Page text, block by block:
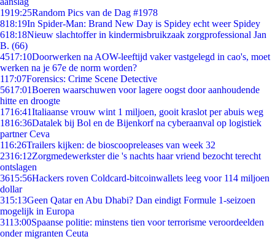
1919:25Random Pics van de Dag #1978
818:19In Spider-Man: Brand New Day is Spidey echt weer Spidey
618:18Nieuw slachtoffer in kindermisbruikzaak zorgprofessional Jan
B. (66)
4517:10Doorwerken na AOW-leeftijd vaker vastgelegd in cao's, moet
werken na je 67e de norm worden?
117:07Forensics: Crime Scene Detective
5617:01Boeren waarschuwen voor lagere oogst door aanhoudende
hitte en droogte
1716:41Italiaanse vrouw wint 1 miljoen, gooit kraslot per abuis weg
1816:36Datalek bij Bol en de Bijenkorf na cyberaanval op logistiek
partner Ceva
116:26Trailers kijken: de bioscoopreleases van week 32
2316:12Zorgmedewerkster die 's nachts haar vriend bezocht terecht
ontslagen
3615:56Hackers roven Coldcard-bitcoinwallets leeg voor 114 miljoen
dollar
315:13Geen Qatar en Abu Dhabi? Dan eindigt Formule 1-seizoen
mogelijk in Europa
3113:00Spaanse politie: minstens tien voor terrorisme veroordeelden
onder migranten Ceuta